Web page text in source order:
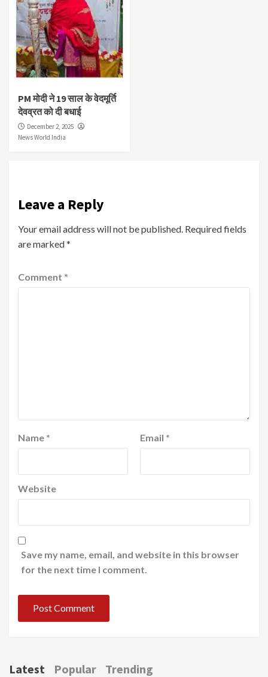
PM मोदी ने 19 साल के वेदमूर्ति
देवव्रत को दी बधाई
December 2, 2025
News World India
Leave a Reply
Your email address will not be published. Required fields
are marked*
Comment *
Name * Email *
Website
Save my name, email, and website in this browser
for the next time I comment.
Latest Popular Trending